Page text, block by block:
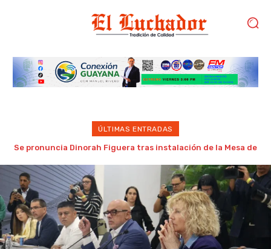
ÚLTIMAS ENTRADAS
Gobierno de Trump considera como “una oportunidad única”